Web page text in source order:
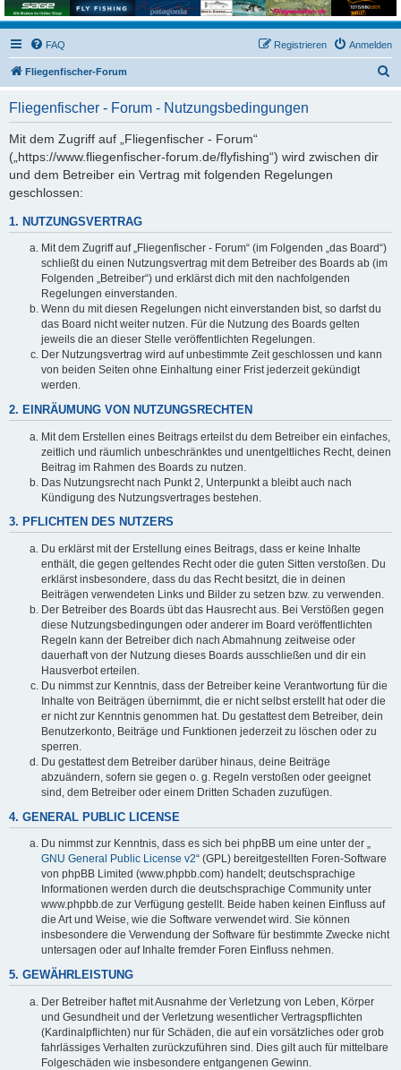
FAQ Anmelden
Registrieren
Fliegenfischer-Forum
Fliegenfischer - Forum - Nutzungsbedingungen
Mit dem Zugriff auf „Fliegenfischer - Forum“
(„https://www.fliegenfischer-forum.de/flyfishing“) wird zwischen dir
und dem Betreiber ein Vertrag mit folgenden Regelungen
geschlossen:
1. NUTZUNGSVERTRAG
Mit dem Zugriff auf „Fliegenfischer - Forum“ (im Folgenden „das Board“)
schließt du einen Nutzungsvertrag mit dem Betreiber des Boards ab (im
Folgenden „Betreiber“) und erklärst dich mit den nachfolgenden
Regelungen einverstanden.
Wenn du mit diesen Regelungen nicht einverstanden bist, so darfst du
das Board nicht weiter nutzen. Für die Nutzung des Boards gelten
jeweils die an dieser Stelle veröffentlichten Regelungen.
Der Nutzungsvertrag wird auf unbestimmte Zeit geschlossen und kann
von beiden Seiten ohne Einhaltung einer Frist jederzeit gekündigt
werden.
2. EINRÄUMUNG VON NUTZUNGSRECHTEN
Mit dem Erstellen eines Beitrags erteilst du dem Betreiber ein einfaches,
zeitlich und räumlich unbeschränktes und unentgeltliches Recht, deinen
Beitrag im Rahmen des Boards zu nutzen.
Das Nutzungsrecht nach Punkt 2, Unterpunkt a bleibt auch nach
Kündigung des Nutzungsvertrages bestehen.
3. PFLICHTEN DES NUTZERS
Du erklärst mit der Erstellung eines Beitrags, dass er keine Inhalte
enthält, die gegen geltendes Recht oder die guten Sitten verstoßen. Du
erklärst insbesondere, dass du das Recht besitzt, die in deinen
Beiträgen verwendeten Links und Bilder zu setzen bzw. zu verwenden.
Der Betreiber des Boards übt das Hausrecht aus. Bei Verstößen gegen
diese Nutzungsbedingungen oder anderer im Board veröffentlichten
Regeln kann der Betreiber dich nach Abmahnung zeitweise oder
dauerhaft von der Nutzung dieses Boards ausschließen und dir ein
Hausverbot erteilen.
Du nimmst zur Kenntnis, dass der Betreiber keine Verantwortung für die
Inhalte von Beiträgen übernimmt, die er nicht selbst erstellt hat oder die
er nicht zur Kenntnis genommen hat. Du gestattest dem Betreiber, dein
Benutzerkonto, Beiträge und Funktionen jederzeit zu löschen oder zu
sperren.
Du gestattest dem Betreiber darüber hinaus, deine Beiträge
abzuändern, sofern sie gegen o. g. Regeln verstoßen oder geeignet
sind, dem Betreiber oder einem Dritten Schaden zuzufügen.
4. GENERAL PUBLIC LICENSE
Du nimmst zur Kenntnis, dass es sich bei phpBB um eine unter der „
GNU General Public License v2“ (GPL) bereitgestellten Foren-Software
von phpBB Limited (www.phpbb.com) handelt; deutschsprachige
Informationen werden durch die deutschsprachige Community unter
www.phpbb.de zur Verfügung gestellt. Beide haben keinen Einfluss auf
die Art und Weise, wie die Software verwendet wird. Sie können
insbesondere die Verwendung der Software für bestimmte Zwecke nicht
untersagen oder auf Inhalte fremder Foren Einfluss nehmen.
5. GEWÄHRLEISTUNG
Der Betreiber haftet mit Ausnahme der Verletzung von Leben, Körper
und Gesundheit und der Verletzung wesentlicher Vertragspflichten
(Kardinalpflichten) nur für Schäden, die auf ein vorsätzliches oder grob
fahrlässiges Verhalten zurückzuführen sind. Dies gilt auch für mittelbare
Folgeschäden wie insbesondere entgangenen Gewinn.